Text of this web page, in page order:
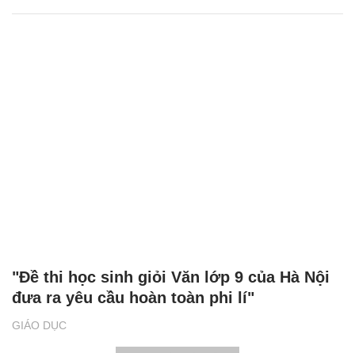
GIÁO DỤC
"Đề thi học sinh giỏi Văn lớp 9 của Hà Nội
đưa ra yêu cầu hoàn toàn phi lí"